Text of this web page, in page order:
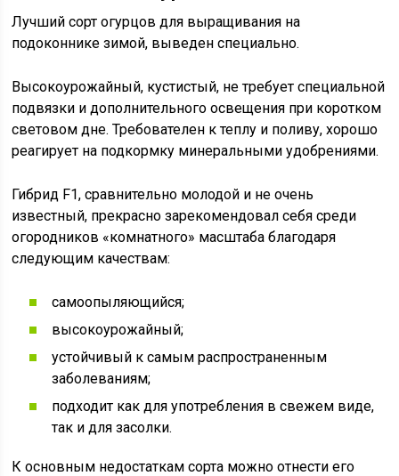
Лучший сорт огурцов для выращивания на
подоконнике зимой, выведен специально.
Высокоурожайный, кустистый, не требует специальной
подвязки и дополнительного освещения при коротком
световом дне. Требователен к теплу и поливу, хорошо
реагирует на подкормку минеральными удобрениями.
Гибрид F1, сравнительно молодой и не очень
известный, прекрасно зарекомендовал себя среди
огородников «комнатного» масштаба благодаря
следующим качествам:
самоопыляющийся;
высокоурожайный;
устойчивый к самым распространенным
заболеваниям;
подходит как для употребления в свежем виде,
так и для засолки.
К основным недостаткам сорта можно отнести его